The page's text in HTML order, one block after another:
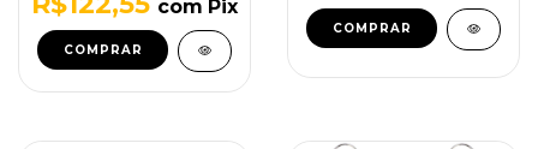
com Pix
COMPRAR